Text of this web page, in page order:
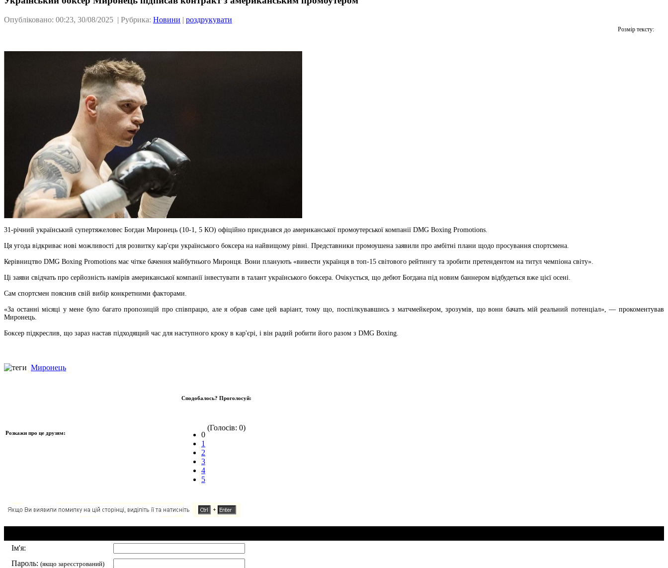
Опубліковано: 00:23, 30/08/2025 | Рубрика: Новини | роздрукувати
Розмір тексту:
31-річний український супертяжеловес Богдан Миронець (10-1, 5 КО) офіційно приєднався до американської промоутерської компанії DMG Boxing Promotions.
Ця угода відкриває нові можливості для розвитку кар'єри українського боксера на найвищому рівні. Представники промоушена заявили про амбітні плани щодо просування спортсмена.
Керівництво DMG Boxing Promotions має чітке бачення майбутнього Миронця. Вони планують «вивести українця в топ-15 світового рейтингу та зробити претендентом на титул чемпіона світу».
Ці заяви свідчать про серйозність намірів американської компанії інвестувати в талант українського боксера. Очікується, що дебют Богдана під новим баннером відбудеться вже цієї осені.
Сам спортсмен пояснив свій вибір конкретними факторами.
«За останні місяці у мене було багато пропозицій про співпрацю, але я обрав саме цей варіант, тому що, поспілкувавшись з матчмейкером, зрозумів, що вони бачать мій реальний потенціал», — прокоментував
Миронець.
Боксер підкреслив, що зараз настав підходящий час для наступного кроку в кар'єрі, і він радий робити його разом з DMG Boxing.
Миронець
Розкажи про це друзям:
Сподобалось? Проголосуй:
0
1
2
3
4
5
(Голосів: 0)
Ім'я:
Пароль: (якщо зареєстрований)